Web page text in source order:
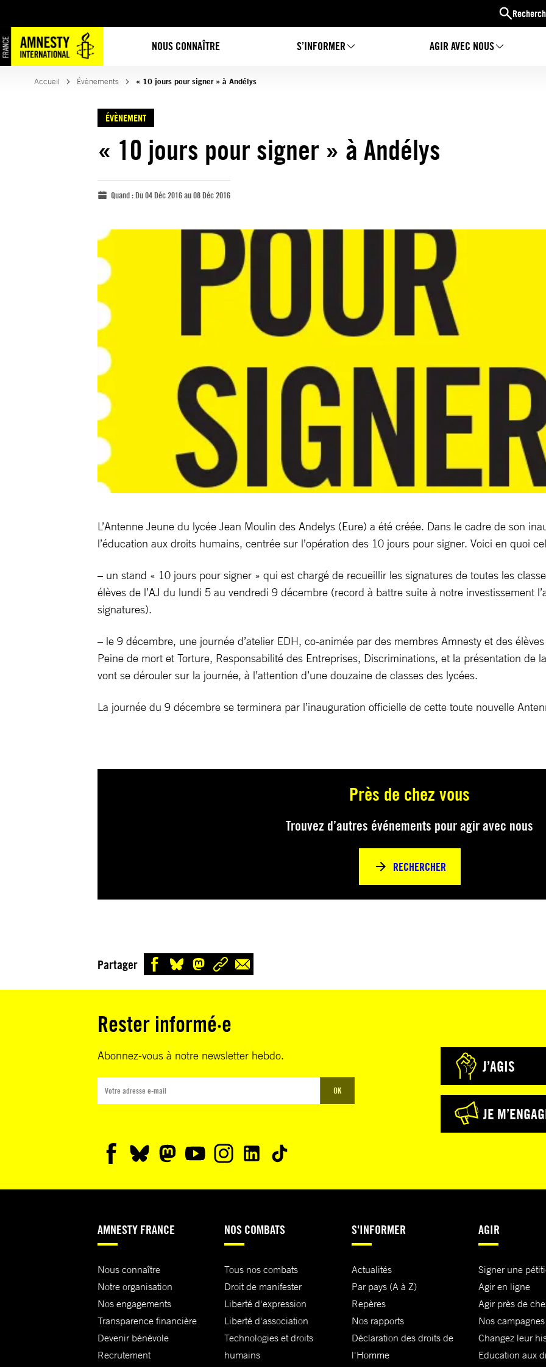
NOUS CONNAÎTRE S’INFORMER AGIR AVEC NOUS
Accueil Évènements « 10 jours pour signer » à Andélys
ÉVÈNEMENT
« 10 jours pour signer » à Andélys
Quand :Du 04 Déc 2016 au 08 Déc 2016
L’Antenne Jeune du lycée Jean Moulin des Andelys (Eure) a été créée. Dans le cadre de son
l’éducation aux droits humains, centrée sur l’opération des 10 jours pour signer. Voici en quoi
– un stand « 10 jours pour signer » qui est chargé de recueillir les signatures de toutes les
élèves de l’AJ du lundi 5 au vendredi 9 décembre (record à battre suite à notre investissement
signatures).
– le 9 décembre, une journée d’atelier EDH, co-animée par des membres Amnesty et des
Peine de mort et Torture, Responsabilité des Entreprises, Discriminations, et la présentation de
vont se dérouler sur la journée, à l’attention d’une douzaine de classes des lycées.
La journée du 9 décembre se terminera par l’inauguration officielle de cette toute nouvelle
Près de chez vous
Trouvez d’autres événements pour agir avec nous
RECHERCHER
Partager
Rester informé·e
Abonnez-vous à notre newsletter hebdo.
OK
J’AGIS
JE
AMNESTY FRANCE
Nous connaître
Notre organisation
Nos engagements
Transparence financière
Devenir bénévole
Recrutement
NOS COMBATS
Tous nos combats
Droit de manifester
Liberté d'expression
Liberté d'association
Technologies et droits
humains
S'INFORMER
Actualités
Par pays (A à Z)
Repères
Nos rapports
Déclaration des droits de
l'Homme
AGIR
Signer une
Agir en ligne
Agir près de
Nos campagnes
Changez leur
Education aux